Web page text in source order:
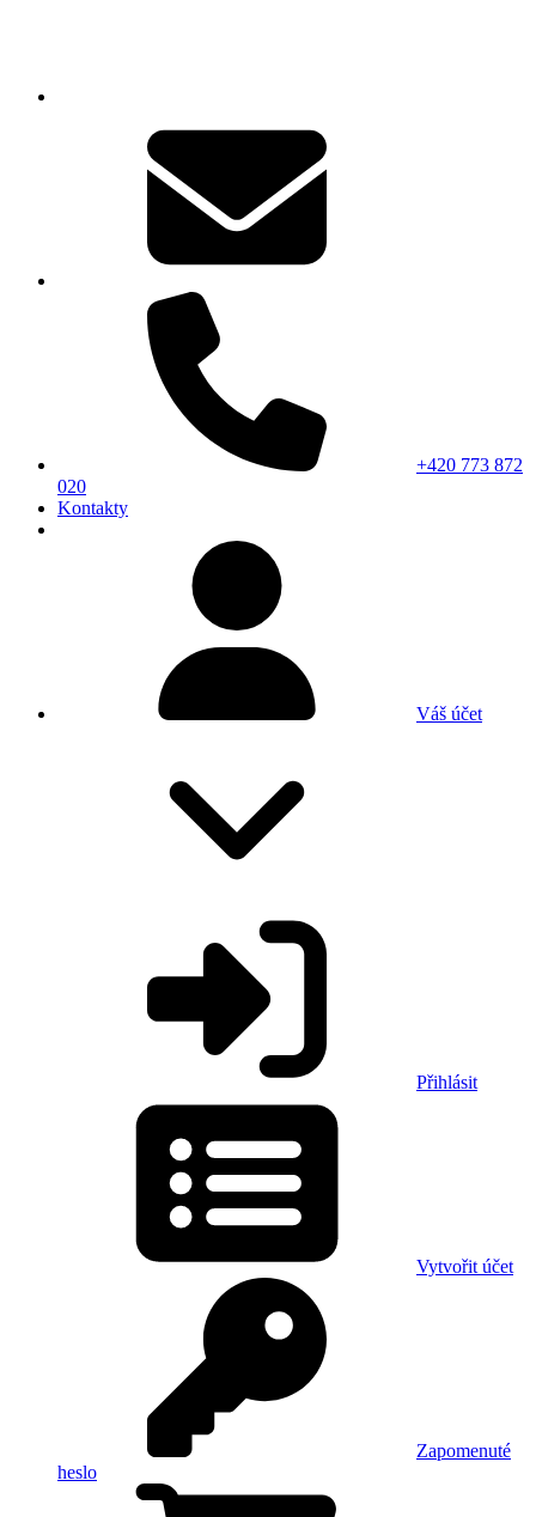
+420 773 872
020
Kontakty
Váš účet
Přihlásit
Vytvořit účet
Zapomenuté
heslo